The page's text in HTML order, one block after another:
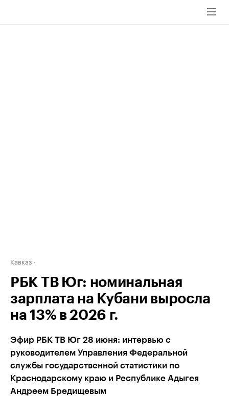
Кавказ
РБК ТВ Юг: номинальная
зарплата на Кубани выросла
на 13% в 2026 г.
Эфир РБК ТВ Юг 28 июня: интервью с
руководителем Управления Федеральной
службы государственной статистики по
Краснодарскому краю и Республике Адыгея
Андреем Бредищевым